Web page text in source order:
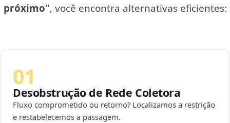
próximo", você encontra alternativas eficientes:
01
Desobstrução de Rede Coletora
Fluxo comprometido ou retorno? Localizamos a restrição
e restabelecemos a passagem.